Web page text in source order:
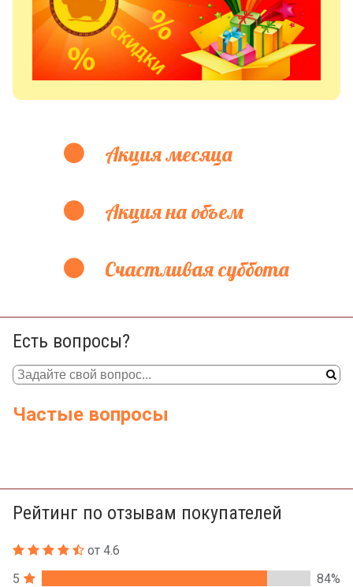
Акция месяца
Акция на объем
Счастливая суббота
Есть вопросы?
Частые вопросы
Рейтинг по отзывам покупателей
от 4.6
5
84%